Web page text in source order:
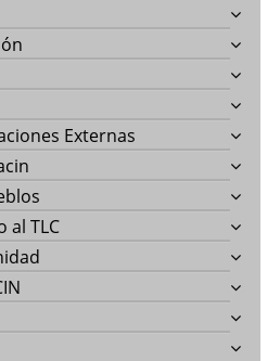
Externas
al TLC